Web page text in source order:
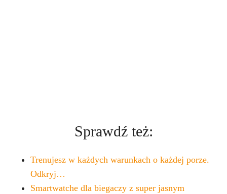
Sprawdź też:
Trenujesz w każdych warunkach o każdej porze.
Odkryj…
Smartwatche dla biegaczy z super jasnym